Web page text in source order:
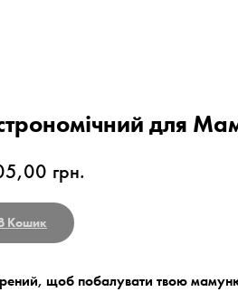
для
грн.
Кошик
щоб побалувати твою